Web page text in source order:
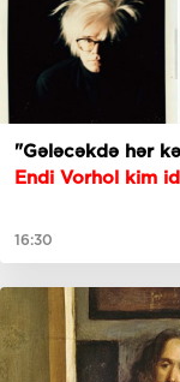
"Gələcəkdə hər
Endi Vorhol kim
16:30